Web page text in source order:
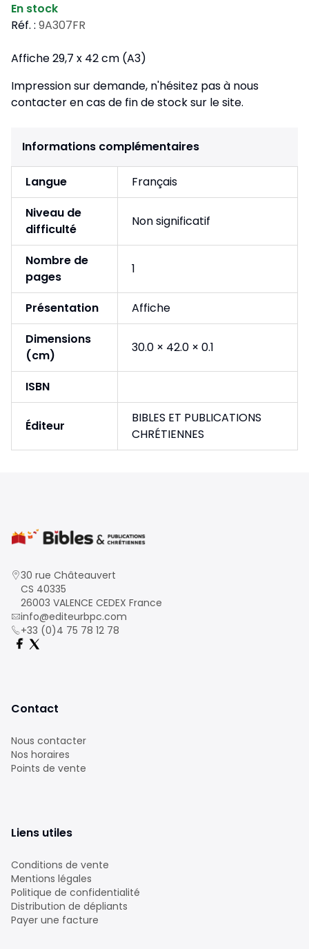
En stock
Réf. : 9A307FR
Affiche 29,7 x 42 cm (A3)
Impression sur demande, n'hésitez pas à nous
contacter en cas de fin de stock sur le site.
Informations complémentaires
Langue
Français
Niveau de
difficulté
Non significatif
Nombre de
pages
1
Présentation
Affiche
Dimensions
(cm)
30.0 × 42.0 × 0.1
ISBN
Éditeur
BIBLES ET PUBLICATIONS
CHRÉTIENNES
30 rue Châteauvert
CS 40335
26003 VALENCE CEDEX France
info@editeurbpc.com
+33 (0)4 75 78 12 78
Contact
Nous contacter
Nos horaires
Points de vente
Liens utiles
Conditions de vente
Mentions légales
Politique de confidentialité
Distribution de dépliants
Payer une facture